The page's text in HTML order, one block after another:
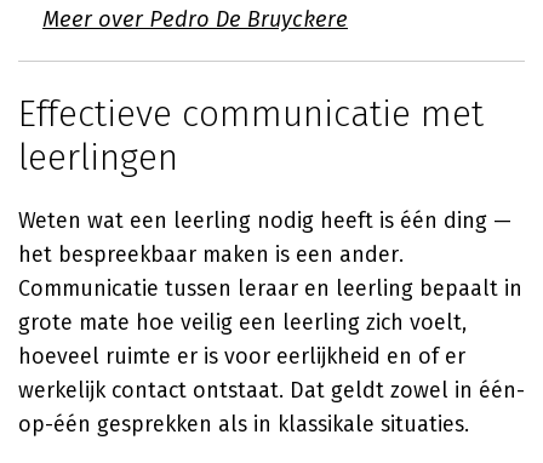
Meer over Pedro De Bruyckere
Effectieve communicatie met
leerlingen
Weten wat een leerling nodig heeft is één ding —
het bespreekbaar maken is een ander.
Communicatie tussen leraar en leerling bepaalt in
grote mate hoe veilig een leerling zich voelt,
hoeveel ruimte er is voor eerlijkheid en of er
werkelijk contact ontstaat. Dat geldt zowel in één-
op-één gesprekken als in klassikale situaties.